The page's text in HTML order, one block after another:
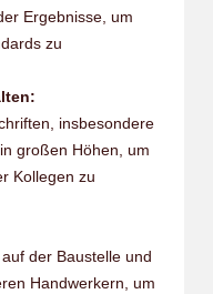
Ergebnisse, um
zu
insbesondere
großen Höhen, um
Kollegen zu
der Baustelle und
Handwerkern, um